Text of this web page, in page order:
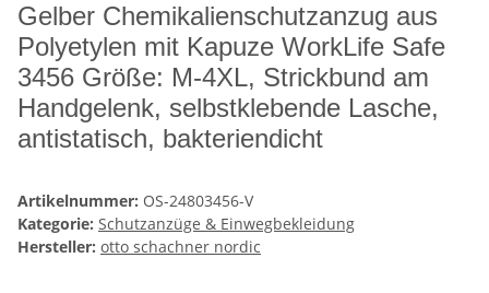
Gelber Chemikalienschutzanzug aus
Polyetylen mit Kapuze WorkLife Safe
3456 Größe: M-4XL, Strickbund am
Handgelenk, selbstklebende Lasche,
antistatisch, bakteriendicht
Artikelnummer: OS-24803456-V
Kategorie: Schutzanzüge & Einwegbekleidung
Hersteller: otto schachner nordic